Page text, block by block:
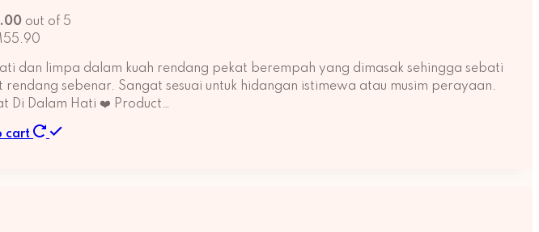
out of 5
55.90
dan limpa dalam kuah rendang pekat berempah yang dimasak sehingga sebati
sebenar. Sangat sesuai untuk hidangan istimewa atau musim perayaan.
Di Dalam Hati ❤️ Product…
cart